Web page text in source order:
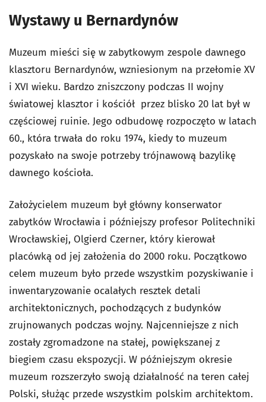
Wystawy u Bernardynów
Muzeum mieści się w zabytkowym zespole dawnego
klasztoru Bernardynów, wzniesionym na przełomie XV
i XVI wieku. Bardzo zniszczony podczas II wojny
światowej klasztor i kościół przez blisko 20 lat był w
częściowej ruinie. Jego odbudowę rozpoczęto w latach
60., która trwała do roku 1974, kiedy to muzeum
pozyskało na swoje potrzeby trójnawową bazylikę
dawnego kościoła.
Założycielem muzeum był główny konserwator
zabytków Wrocławia i późniejszy profesor Politechniki
Wrocławskiej, Olgierd Czerner, który kierował
placówką od jej założenia do 2000 roku. Początkowo
celem muzeum było przede wszystkim pozyskiwanie i
inwentaryzowanie ocalałych resztek detali
architektonicznych, pochodzących z budynków
zrujnowanych podczas wojny. Najcenniejsze z nich
zostały zgromadzone na stałej, powiększanej z
biegiem czasu ekspozycji. W późniejszym okresie
muzeum rozszerzyło swoją działalność na teren całej
Polski, służąc przede wszystkim polskim architektom.